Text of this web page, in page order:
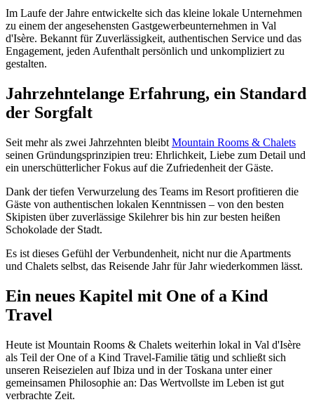
Im Laufe der Jahre entwickelte sich das kleine lokale Unternehmen
zu einem der angesehensten Gastgewerbeunternehmen in Val
d'Isère. Bekannt für Zuverlässigkeit, authentischen Service und das
Engagement, jeden Aufenthalt persönlich und unkompliziert zu
gestalten.
Jahrzehntelange Erfahrung, ein Standard
der Sorgfalt
Seit mehr als zwei Jahrzehnten bleibt Mountain Rooms & Chalets
seinen Gründungsprinzipien treu: Ehrlichkeit, Liebe zum Detail und
ein unerschütterlicher Fokus auf die Zufriedenheit der Gäste.
Dank der tiefen Verwurzelung des Teams im Resort profitieren die
Gäste von authentischen lokalen Kenntnissen – von den besten
Skipisten über zuverlässige Skilehrer bis hin zur besten heißen
Schokolade der Stadt.
Es ist dieses Gefühl der Verbundenheit, nicht nur die Apartments
und Chalets selbst, das Reisende Jahr für Jahr wiederkommen lässt.
Ein neues Kapitel mit One of a Kind
Travel
Heute ist Mountain Rooms & Chalets weiterhin lokal in Val d'Isère
als Teil der One of a Kind Travel-Familie tätig und schließt sich
unseren Reisezielen auf Ibiza und in der Toskana unter einer
gemeinsamen Philosophie an: Das Wertvollste im Leben ist gut
verbrachte Zeit.